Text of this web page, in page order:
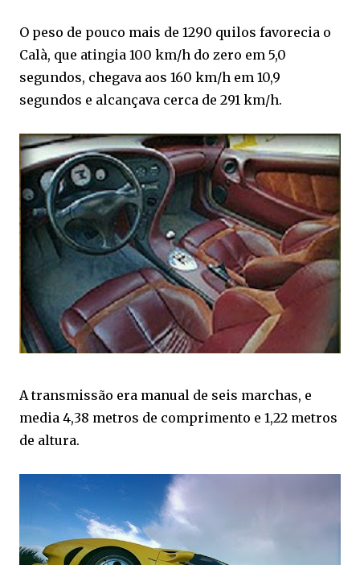
O peso de pouco mais de 1290 quilos favorecia o
Calà, que atingia 100 km/h do zero em 5,0
segundos, chegava aos 160 km/h em 10,9
segundos e alcançava cerca de 291 km/h.
A transmissão era manual de seis marchas, e
media 4,38 metros de comprimento e 1,22 metros
de altura.